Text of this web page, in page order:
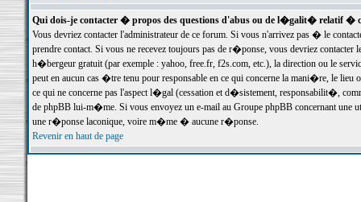
Qui dois-je contacter � propos des questions d'abus ou de l�galit� relatif �
Vous devriez contacter l'administrateur de ce forum. Si vous n'arrivez pas � le
prendre contact. Si vous ne recevez toujours pas de r�ponse, vous devriez
h�bergeur gratuit (par exemple : yahoo, free.fr, f2s.com, etc.), la direction ou le
peut en aucun cas �tre tenu pour responsable en ce qui concerne la mani�re, le
ce qui ne concerne pas l'aspect l�gal (cessation et d�sistement, responsabilit�,
de phpBB lui-m�me. Si vous envoyez un e-mail au Groupe phpBB concernant une
une r�ponse laconique, voire m�me � aucune r�ponse.
Revenir en haut de page